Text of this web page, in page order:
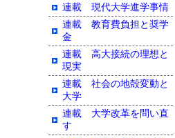
連載 現代大学進学事情
連載 教育費負担と奨学
金
連載 高大接続の理想と
現実
連載 社会の地殻変動と
大学
連載 大学改革を問い直
す